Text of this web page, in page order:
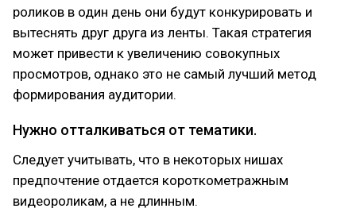
роликов в один день они будут конкурировать и
вытеснять друг друга из ленты. Такая стратегия
может привести к увеличению совокупных
просмотров, однако это не самый лучший метод
формирования аудитории.
Нужно отталкиваться от тематики.
Следует учитывать, что в некоторых нишах
предпочтение отдается короткометражным
видеороликам, а не длинным.